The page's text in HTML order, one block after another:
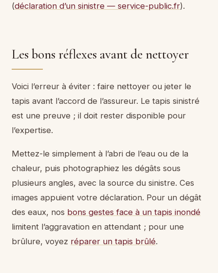
(déclaration d’un sinistre — service-public.fr).
Les bons réflexes avant de nettoyer
Voici l’erreur à éviter : faire nettoyer ou jeter le
tapis avant l’accord de l’assureur. Le tapis sinistré
est une preuve ; il doit rester disponible pour
l’expertise.
Mettez-le simplement à l’abri de l’eau ou de la
chaleur, puis photographiez les dégâts sous
plusieurs angles, avec la source du sinistre. Ces
images appuient votre déclaration. Pour un dégât
des eaux, nos bons gestes face à un tapis inondé
limitent l’aggravation en attendant ; pour une
brûlure, voyez réparer un tapis brûlé.